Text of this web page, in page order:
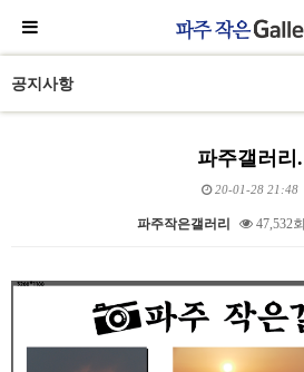
공지사항
파주갤러리.
20-01-28 21:48
파주작은갤러리 47,532회
본문